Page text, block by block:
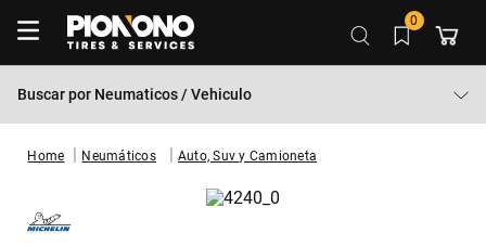
0
Buscar por Neumaticos / Vehiculo
Neumáticos Auto, Suv y Camioneta